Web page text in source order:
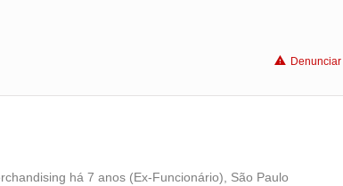
Denunciar
há 7 anos (Ex-Funcionário), São Paulo